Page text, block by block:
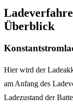
Überblick
Hier wird der
am Anfang des
Ladezustand der